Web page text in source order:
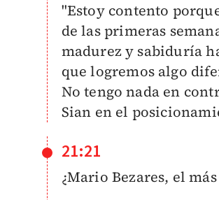
"Estoy contento
de las primeras
madurez y sabiduría
que logremos algo
No tengo nada en
Sian en el
21:21
¿Mario Bezares, el